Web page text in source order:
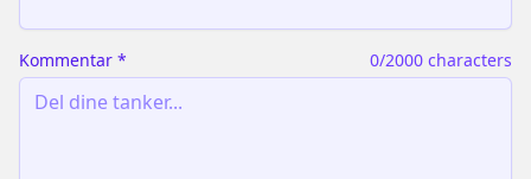
Kommentar * 0/2000 characters